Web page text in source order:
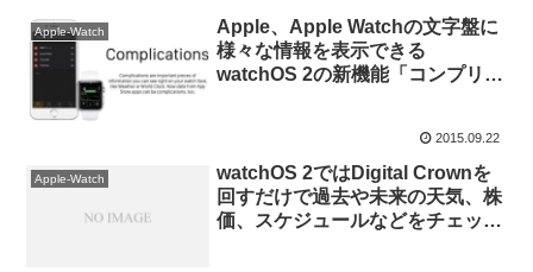
Apple-Watch
Apple、Apple Watchの文字盤に
様々な情報を表示できる
watchOS 2の新機能「コンプリケ
2015.09.22
Apple-Watch
watchOS 2ではDigital Crownを
回すだけで過去や未来の天気、株
価、スケジュールなどをチェック